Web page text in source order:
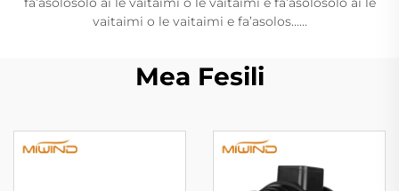
vaitaimi o le vaitaimi e fa’asolos......
Mea Fesili